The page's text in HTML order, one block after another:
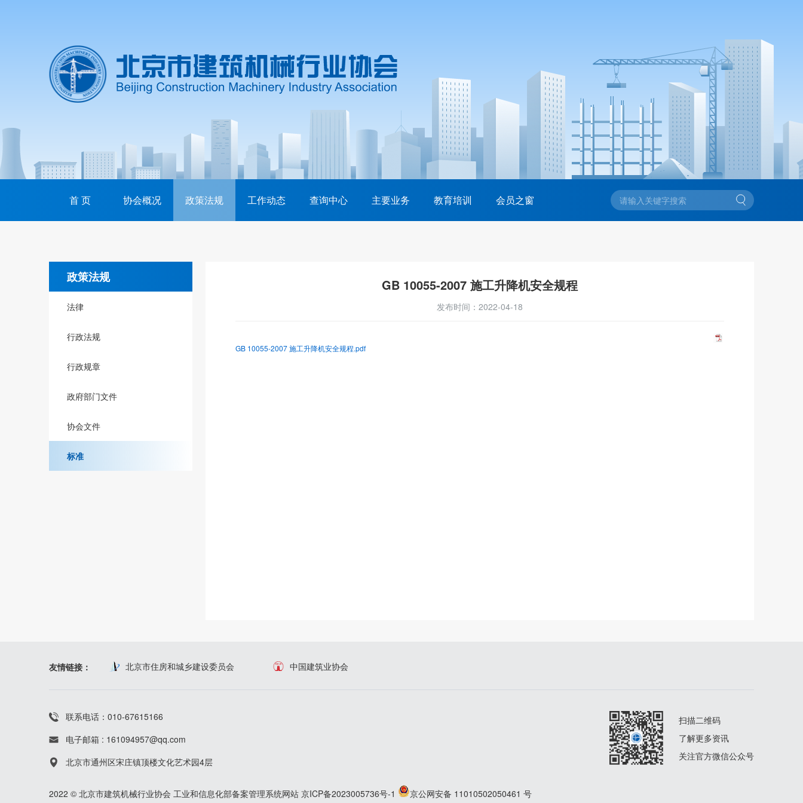
首 页 协会概况 政策法规 工作动态 查询中心 主要业务 教育培训 会员之窗
政策法规
法律
行政法规
行政规章
政府部门文件
协会文件
标准
GB 10055-2007 施工升降机安全规程
发布时间：2022-04-18
GB 10055-2007 施工升降机安全规程.pdf
友情链接： 北京市住房和城乡建设委员会 中国建筑业协会
联系电话：010-67615166
电子邮箱 : 161094957@qq.com
北京市通州区宋庄镇顶楼文化艺术园4层
扫描二维码
了解更多资讯
关注官方微信公众号
2022 © 北京市建筑机械行业协会 工业和信息化部备案管理系统网站 京ICP备2023005736号-1 京公网安备 11010502050461 号